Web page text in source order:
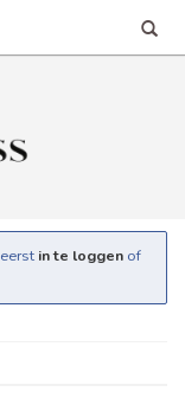
in te loggen of